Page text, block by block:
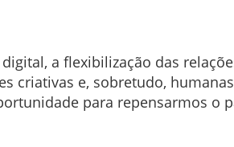
a flexibilização das
criativas e, sobretudo,
para repensarmos o